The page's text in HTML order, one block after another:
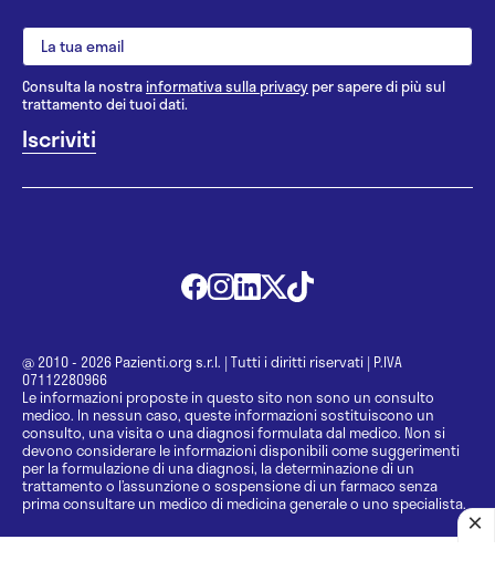
Consulta la nostrainformativa sulla privacy per sapere di più sul
trattamento dei tuoi dati.
@ 2010 - 2026 Pazienti.org s.r.l. | Tutti i diritti riservati | P.IVA
07112280966
Le informazioni proposte in questo sito non sono un consulto
medico. In nessun caso, queste informazioni sostituiscono un
consulto, una visita o una diagnosi formulata dal medico. Non si
devono considerare le informazioni disponibili come suggerimenti
per la formulazione di una diagnosi, la determinazione di un
trattamento o l’assunzione o sospensione di un farmaco senza
prima consultare un medico di medicina generale o uno specialista.